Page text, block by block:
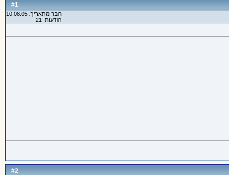
#
1
חבר מתאריך: 10.08.05
הודעות: 21
#
2